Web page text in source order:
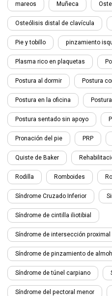
mareos Muñeca
Osteólisis distal de clavícula
Pie y tobillo pinzamiento
Plasma rico en plaquetas
Postura al dormir Postura
Postura en la oficina
Postura sentado sin apoyo
Pronación del pie PRP
Quiste de Baker
Rodilla Romboides
Síndrome Cruzado Inferior
Síndrome de cintilla iliotibial
Síndrome de intersección proximal
Síndrome de pinzamiento de
Síndrome de túnel carpiano
Síndrome del pectoral menor